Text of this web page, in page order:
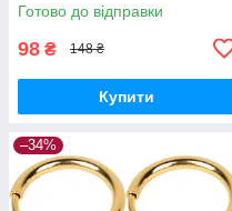
Готово до відправки
98 ₴ 148 ₴
Купити
–34%